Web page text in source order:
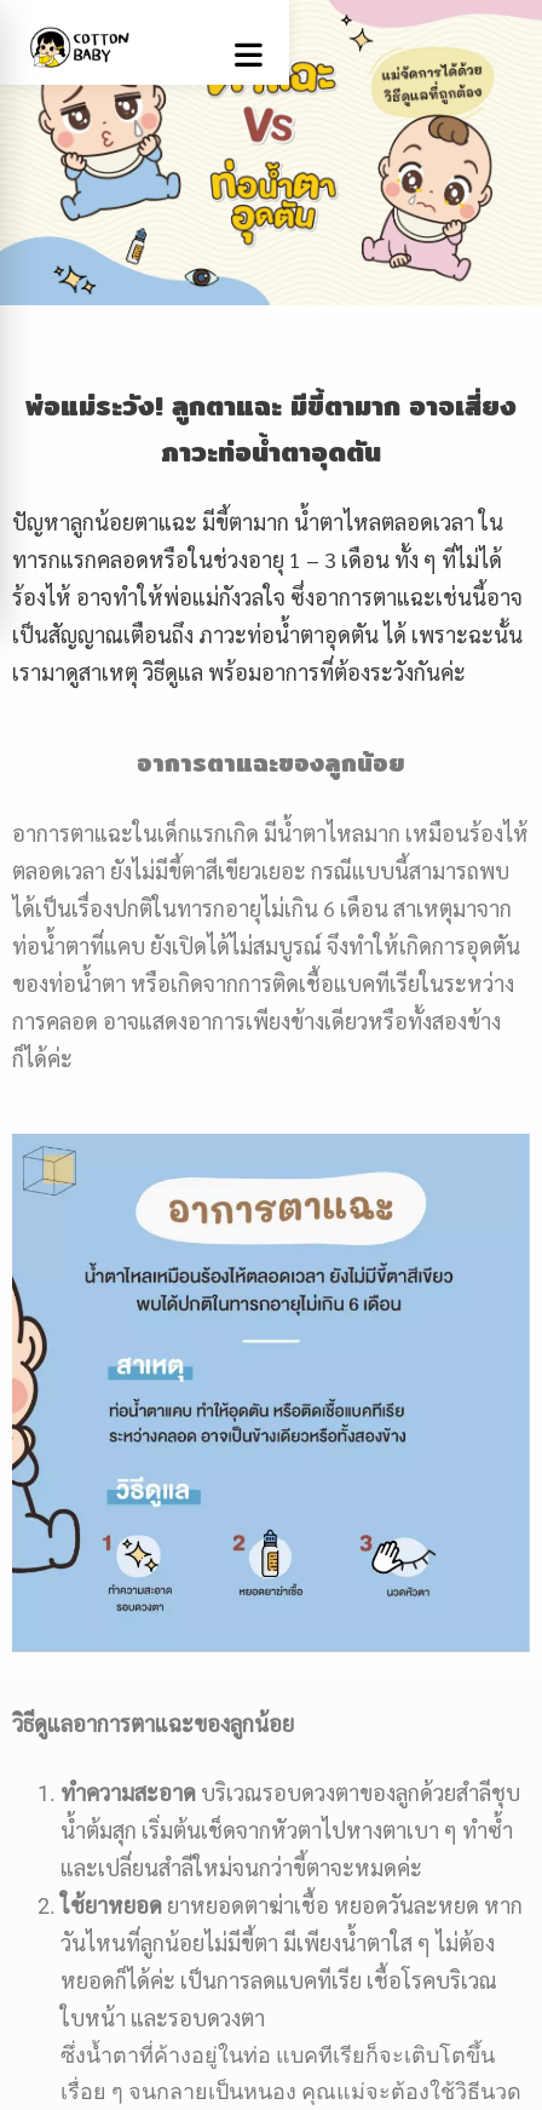
พ่อแม่ระวัง! ลูกตาแฉะ มีขี้ตามาก อาจเสี่ยง
ภาวะท่อน้ำตาอุดตัน
ปัญหาลูกน้อยตาแฉะ มีขี้ตามาก น้ำตาไหลตลอดเวลา ใน
ทารกแรกคลอดหรือในช่วงอายุ 1 – 3 เดือน ทั้ง ๆ ที่ไม่ได้
ร้องไห้ อาจทำให้พ่อแม่กังวลใจ ซึ่งอาการตาแฉะเช่นนี้อาจ
เป็นสัญญาณเตือนถึง ภาวะท่อน้ำตาอุดตัน ได้ เพราะฉะนั้น
เรามาดูสาเหตุ วิธีดูแล พร้อมอาการที่ต้องระวังกันค่ะ
อาการตาแฉะของลูกน้อย
อาการตาแฉะในเด็กแรกเกิด มีน้ำตาไหลมาก เหมือนร้องไห้
ตลอดเวลา ยังไม่มีขี้ตาสีเขียวเยอะ กรณีแบบนี้สามารถพบ
ได้เป็นเรื่องปกติในทารกอายุไม่เกิน 6 เดือน สาเหตุมาจาก
ท่อน้ำตาที่แคบ ยังเปิดได้ไม่สมบูรณ์ จึงทำให้เกิดการอุดตัน
ของท่อน้ำตา หรือเกิดจากการติดเชื้อแบคทีเรียในระหว่าง
การคลอด อาจแสดงอาการเพียงข้างเดียวหรือทั้งสองข้าง
ก็ได้ค่ะ
วิธีดูแลอาการตาแฉะของลูกน้อย
ทำความสะอาด บริเวณรอบดวงตาของลูกด้วยสำลีชุบ
น้ำต้มสุก เริ่มต้นเช็ดจากหัวตาไปหางตาเบา ๆ ทำซ้ำ
และเปลี่ยนสำลีใหม่จนกว่าขี้ตาจะหมดค่ะ
ใช้ยาหยอด ยาหยอดตาฆ่าเชื้อ หยอดวันละหยด หาก
วันไหนที่ลูกน้อยไม่มีขี้ตา มีเพียงน้ำตาใส ๆ ไม่ต้อง
หยอดก็ได้ค่ะ เป็นการลดแบคทีเรีย เชื้อโรคบริเวณ
ใบหน้า และรอบดวงตา
ซึ่งน้ำตาที่ค้างอยู่ในท่อ แบคทีเรียก็จะเติบโตขึ้น
เรื่อย ๆ จนกลายเป็นหนอง คุณแม่จะต้องใช้วิธีนวด